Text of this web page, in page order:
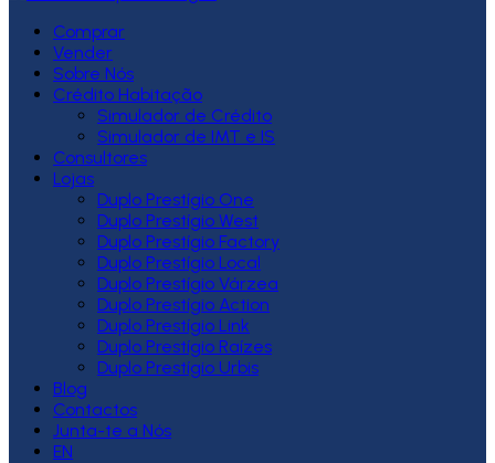
Comprar
Vender
Sobre Nós
Crédito Habitação
Simulador de Crédito
Simulador de IMT e IS
Consultores
Lojas
Duplo Prestígio One
Duplo Prestígio West
Duplo Prestígio Factory
Duplo Prestígio Local
Duplo Prestígio Várzea
Duplo Prestígio Action
Duplo Prestígio Link
Duplo Prestígio Raízes
Duplo Prestígio Urbis
Blog
Contactos
Junta-te a Nós
EN